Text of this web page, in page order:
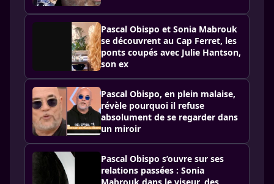
Pascal Obispo et Sonia Mabrouk
se découvrent au Cap Ferret, les
ponts coupés avec Julie Hantson,
son ex
Pascal Obispo, en plein malaise,
révèle pourquoi il refuse
absolument de se regarder dans
un miroir
Pascal Obispo s’ouvre sur ses
relations passées : Sonia